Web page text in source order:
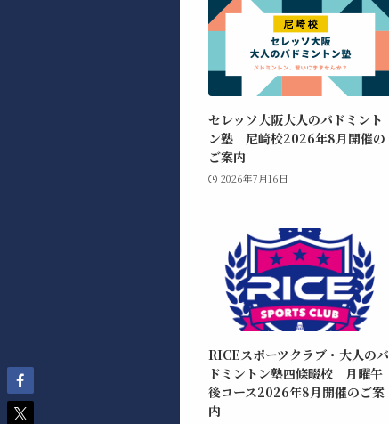
セレッソ大阪大人のバドミント
ン塾 尼崎校2026年8月開催の
ご案内
2026年7月16日
RICEスポーツクラブ・大人のバ
ドミントン塾四條畷校 月曜午
後コース2026年8月開催のご案
内